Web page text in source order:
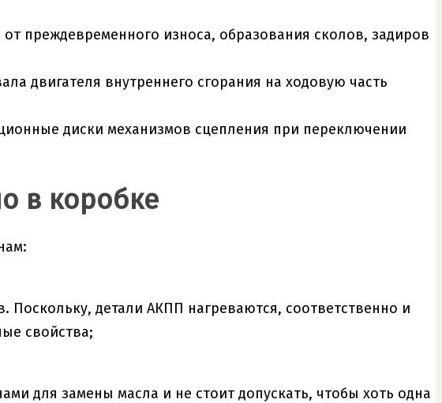
преждевременного износа, образования сколов, задиров
двигателя внутреннего сгорания на ходовую часть
диски механизмов сцепления при переключении
в коробке
Поскольку, детали АКПП нагреваются, соответственно и
свойства;
для замены масла и не стоит допускать, чтобы хоть одна